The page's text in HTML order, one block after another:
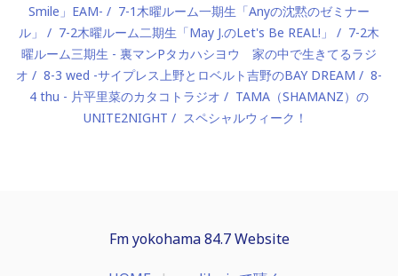
Smile」EAM-
7-1木曜ルーム一期生「Anyの沈黙のゼミナー
ル」
7-2木曜ルーム二期生「May J.のLet's Be REAL!」
7-2木
曜ルーム三期生 - 裏マンPタカハシヨウ 家の中で生きてるラジ
オ
8-3 wed -サイプレス上野とロベルト吉野のBAY DREAM
8-
4 thu - 片平里菜のカタコトラジオ
TAMA（SHAMANZ）の
UNITE2NIGHT
スペシャルウィーク！
Fm yokohama 84.7 Website